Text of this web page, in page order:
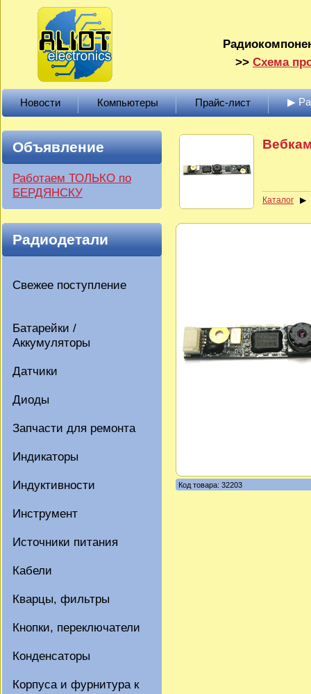
>> Схема
Новости Компьютеры Прайс-лист ▶
Объявление
Работаем ТОЛЬКО по
БЕРДЯНСКУ
Радиодетали
Свежее поступление
Батарейки /
Аккумуляторы
Датчики
Диоды
Запчасти для ремонта
Индикаторы
Индуктивности
Инструмент
Источники питания
Кабели
Кварцы, фильтры
Кнопки, переключатели
Конденсаторы
Корпуса и фурнитура к
Каталог
Код товара: 32203